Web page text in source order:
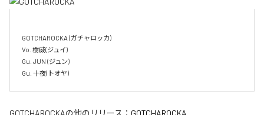
GOTCHAROCKA (ガチャロッカ)
Vo. 樹威(ジュイ)
Gu. JUN (ジュン)
GOTCHAROCKAの他のリリース： GOTCHAROCKA